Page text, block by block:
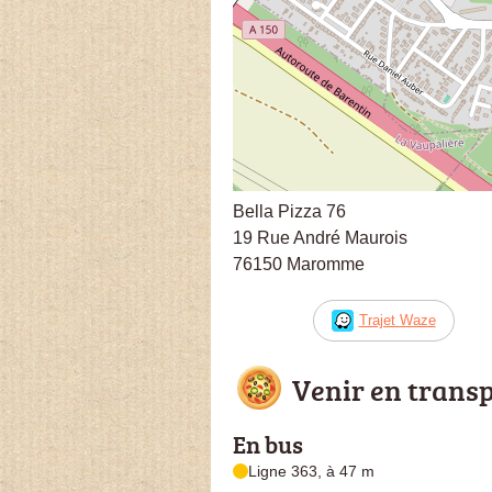
Bella Pizza 76
19 Rue André Maurois
76150 Maromme
Trajet Waze
Venir en
En bus
Ligne 363, à 47 m